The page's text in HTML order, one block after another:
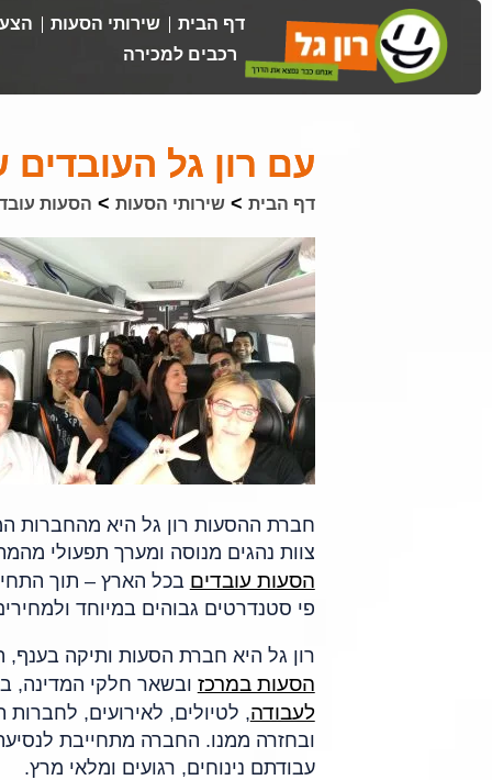
דף הבית שירותי הסעות
רכבים למכירה
עם רון גל
דף הבית >שירותי הסעות > הסעות
חברת ההסעות רון גל היא מהחברות
צוות נהגים מנוסה ומערך תפעולי
הסעות עובדים בכל הארץ – תוך
פי סטנדרטים גבוהים במיוחד
רון גל היא חברת הסעות ותיקה בענף, החברה הוקמה בשנת 1989
הסעות במרכז ובשאר חלקי המדינה,
לעבודה, לטיולים, לאירועים,
ובחזרה ממנו. החברה מתחייבת לנסיעה
עבודתם נינוחים, רגועים ומלאי מרץ.